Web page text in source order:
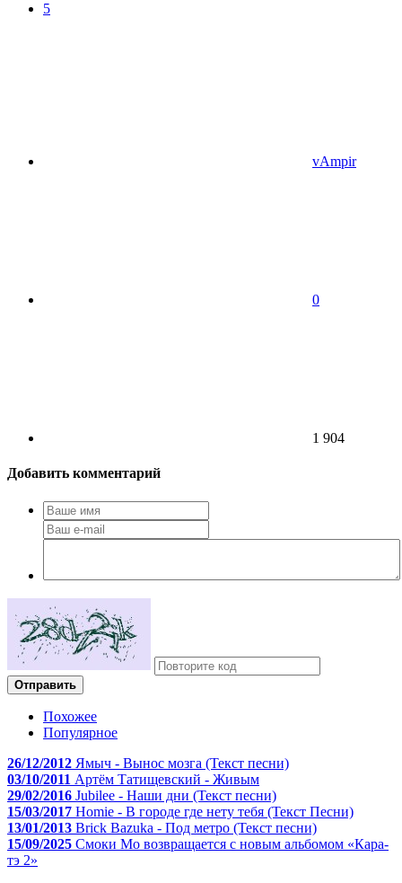
5
vAmpir
0
1 904
Добавить комментарий
Отправить
Похожее
Популярное
26/12/2012 Ямыч - Вынос мозга (Текст песни)
03/10/2011 Артём Татищевский - Живым
29/02/2016 Jubilee - Наши дни (Текст песни)
15/03/2017 Homie - В городе где нету тебя (Текст Песни)
13/01/2013 Brick Bazuka - Под метро (Текст песни)
15/09/2025 Смоки Мо возвращается с новым альбомом «Кара-
тэ 2»